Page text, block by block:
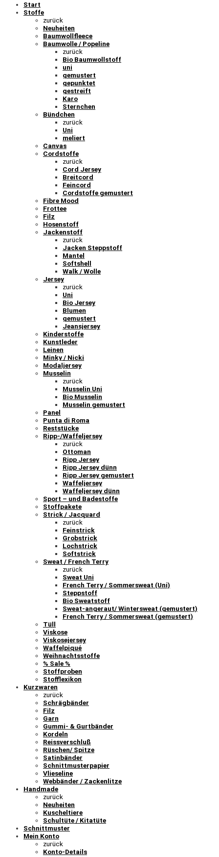
Start
Stoffe
zurück
Neuheiten
Baumwollfleece
Baumwolle / Popeline
zurück
Bio Baumwollstoff
uni
gemustert
gepunktet
gestreift
Karo
Sternchen
Bündchen
zurück
Uni
meliert
Canvas
Cordstoffe
zurück
Cord Jersey
Breitcord
Feincord
Cordstoffe gemustert
Fibre Mood
Frottee
Filz
Hosenstoff
Jackenstoff
zurück
Jacken Steppstoff
Mantel
Softshell
Walk / Wolle
Jersey
zurück
Uni
Bio Jersey
Blumen
gemustert
Jeansjersey
Kinderstoffe
Kunstleder
Leinen
Minky / Nicki
Modaljersey
Musselin
zurück
Musselin Uni
Bio Musselin
Musselin gemustert
Panel
Punta di Roma
Reststücke
Ripp-/Waffeljersey
zurück
Ottoman
Ripp Jersey
Ripp Jersey dünn
Ripp Jersey gemustert
Waffeljersey
Waffeljersey dünn
Sport – und Badestoffe
Stoffpakete
Strick / Jacquard
zurück
Feinstrick
Grobstrick
Lochstrick
Softstrick
Sweat / French Terry
zurück
Sweat Uni
French Terry / Sommersweat (Uni)
Steppstoff
Bio Sweatstoff
Sweat-angeraut/ Wintersweat (gemustert)
French Terry / Sommersweat (gemustert)
Tüll
Viskose
Viskosejersey
Waffelpiqué
Weihnachtsstoffe
% Sale %
Stoffproben
Stofflexikon
Kurzwaren
zurück
Schrägbänder
Filz
Garn
Gummi- & Gurtbänder
Kordeln
Reissverschluß
Rüschen/ Spitze
Satinbänder
Schnittmusterpapier
Vlieseline
Webbänder / Zackenlitze
Handmade
zurück
Neuheiten
Kuscheltiere
Schultüte / Kitatüte
Schnittmuster
Mein Konto
zurück
Konto-Details